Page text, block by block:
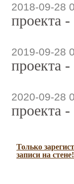
2018-09-28
проекта
2019-09-28
проекта
2020-09-28
проекта
Только
записи на стене!